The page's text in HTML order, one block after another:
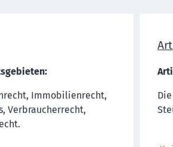
Immobilienrecht,
Verbraucherrecht,